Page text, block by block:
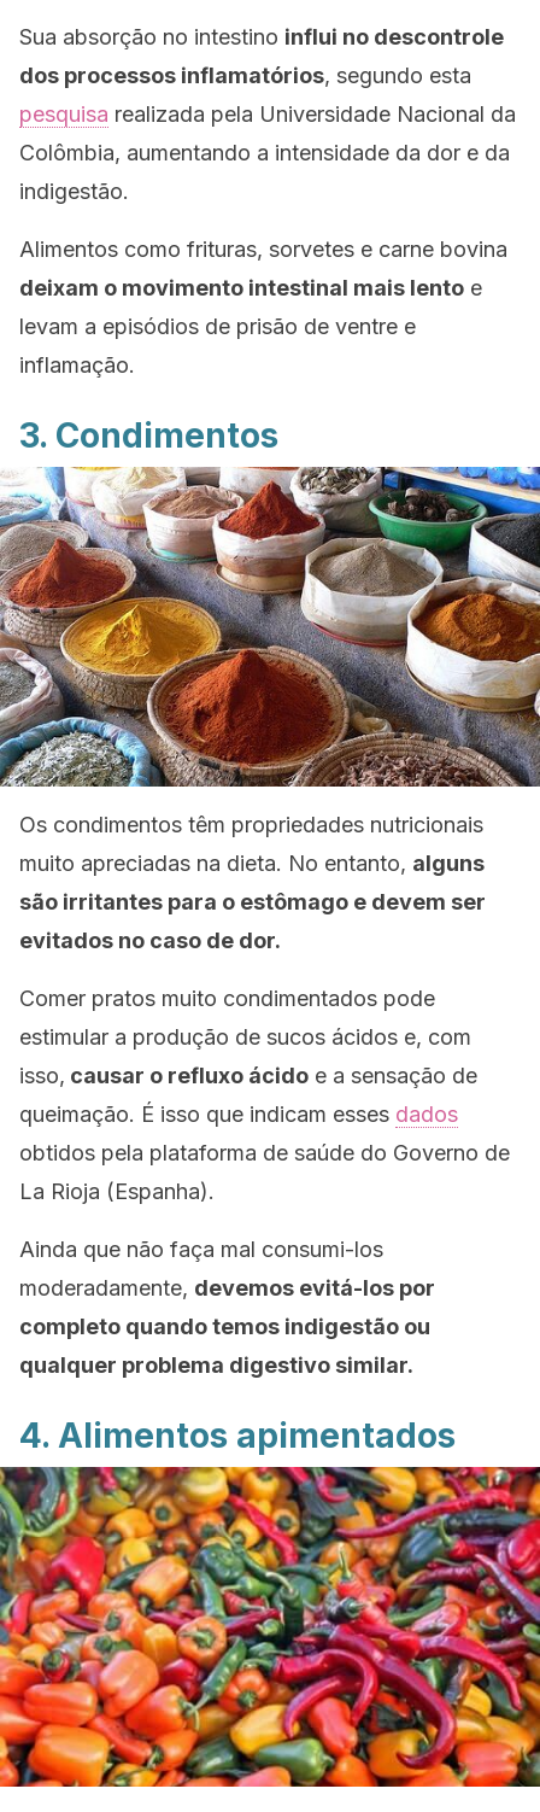
Sua absorção no intestino influi no descontrole
dos processos inflamatórios, segundo esta
pesquisa realizada pela Universidade Nacional da
Colômbia, aumentando a intensidade da dor e da
indigestão.
Alimentos como frituras, sorvetes e carne bovina
deixam o movimento intestinal mais lento e
levam a episódios de prisão de ventre e
inflamação.
3. Condimentos
Os condimentos têm propriedades nutricionais
muito apreciadas na dieta. No entanto, alguns
são irritantes para o estômago e devem ser
evitados no caso de dor.
Comer pratos muito condimentados pode
estimular a produção de sucos ácidos e, com
isso, causar o refluxo ácido e a sensação de
queimação. É isso que indicam esses dados
obtidos pela plataforma de saúde do Governo de
La Rioja (Espanha).
Ainda que não faça mal consumi-los
moderadamente, devemos evitá-los por
completo quando temos indigestão ou
qualquer problema digestivo similar.
4. Alimentos apimentados